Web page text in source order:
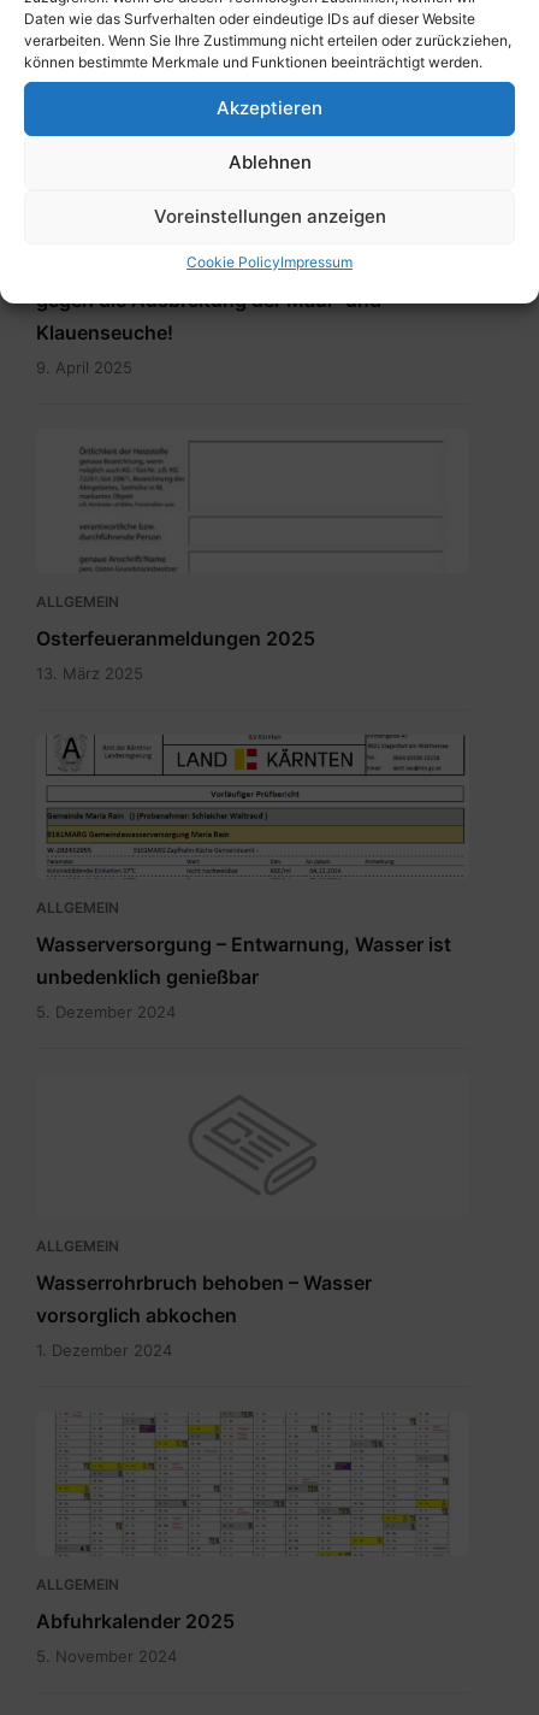
Daten wie das Surfverhalten oder eindeutige IDs auf dieser Website
verarbeiten. Wenn Sie Ihre Zustimmung nicht erteilen oder zurückziehen,
können bestimmte Merkmale und Funktionen beeinträchtigt werden.
Akzeptieren
Ablehnen
Voreinstellungen anzeigen
Cookie PolicyImpressum
BürgerInneninformation – Gemeinsam
gegen die Ausbreitung der Maul- und
Klauenseuche!
9. April 2025
Meldung_Heizstelle_Brauchtumsfeuer.pdf
ALLGEMEIN
Osterfeueranmeldungen 2025
13. März 2025
Bild.png
ALLGEMEIN
Wasserversorgung – Entwarnung, Wasser ist
unbedenklich genießbar
5. Dezember 2024
ALLGEMEIN
Wasserrohrbruch behoben – Wasser
vorsorglich abkochen
1. Dezember 2024
Abfuhrkalender
2025.pdf
ALLGEMEIN
Abfuhrkalender 2025
5. November 2024